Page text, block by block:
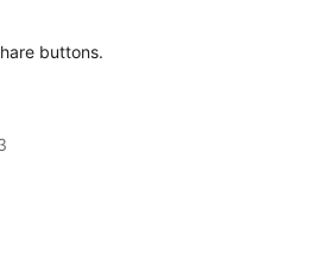
buttons.